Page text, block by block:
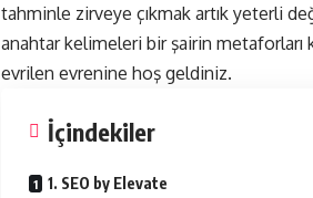
tahminle zirveye çıkmak artık yeterli
anahtar kelimeleri bir şairin metaforları
evrilen evrenine hoş geldiniz.
İçindekiler
1. SEO by Elevate